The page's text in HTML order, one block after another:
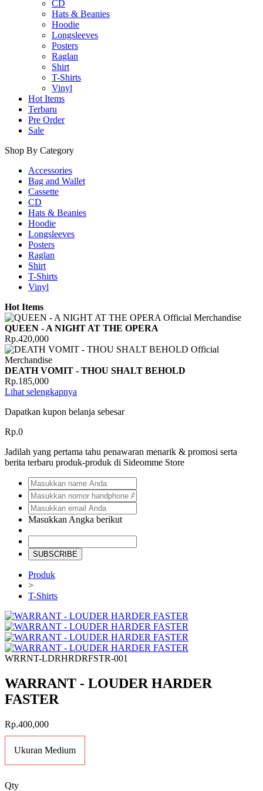
CD
Hats & Beanies
Hoodie
Longsleeves
Posters
Raglan
Shirt
T-Shirts
Vinyl
Hot Items
Terbaru
Pre Order
Sale
Shop By Category
Accessories
Bag and Wallet
Cassette
CD
Hats & Beanies
Hoodie
Longsleeves
Posters
Raglan
Shirt
T-Shirts
Vinyl
Hot Items
QUEEN - A NIGHT AT THE OPERA
Rp.420,000
DEATH VOMIT - THOU SHALT BEHOLD
Rp.185,000
Lihat selengkapnya
Dapatkan kupon belanja sebesar
Rp.0
Jadilah yang pertama tahu penawaran menarik & promosi serta
berita terbaru produk-produk di Sideomme Store
Masukkan Angka berikut
SUBSCRIBE
Produk
>
T-Shirts
WRRNT-LDRHRDRFSTR-001
WARRANT - LOUDER HARDER
FASTER
Rp.400,000
Ukuran Medium
Qty